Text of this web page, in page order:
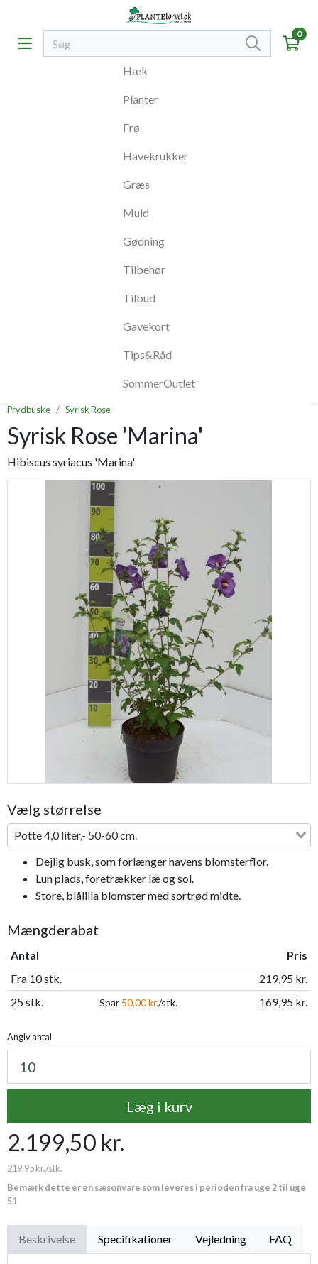
0
Hæk
Planter
Frø
Havekrukker
Græs
Muld
Gødning
Tilbehør
Tilbud
Gavekort
Tips&Råd
SommerOutlet
Prydbuske Syrisk Rose
Syrisk Rose 'Marina'
Hibiscus syriacus 'Marina'
Vælg størrelse
Potte 4,0 liter,- 50-60 cm.
Dejlig busk, som forlænger havens blomsterflor.
Lun plads, foretrækker læ og sol.
Store, blålilla blomster med sortrød midte.
Mængderabat
Antal
Pris
Fra 10 stk.
219,95 kr.
25 stk.
Spar 50,00 kr./stk. 169,95 kr.
Angiv antal
Læg i kurv
2.199,50 kr.
219,95 kr./stk.
Bemærk dette er en sæsonvare som leveres i perioden fra uge 2 til uge
51
Beskrivelse Specifikationer Vejledning FAQ